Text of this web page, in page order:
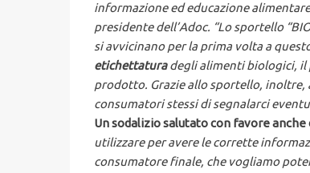
informazione ed educazione
presidente dell’Adoc. “Lo sportello
si avvicinano per la prima volta a
etichettaturadegli alimenti biologici, il
prodotto. Grazie allo sportello, inoltre,
consumatori stessi di segnalarci
Un sodalizio salutato con favore
utilizzare per avere le corrette
consumatore finale, che vogliamo